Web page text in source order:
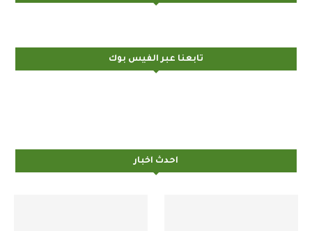
تابعنا عبر الفيس بوك
احدث اخبار